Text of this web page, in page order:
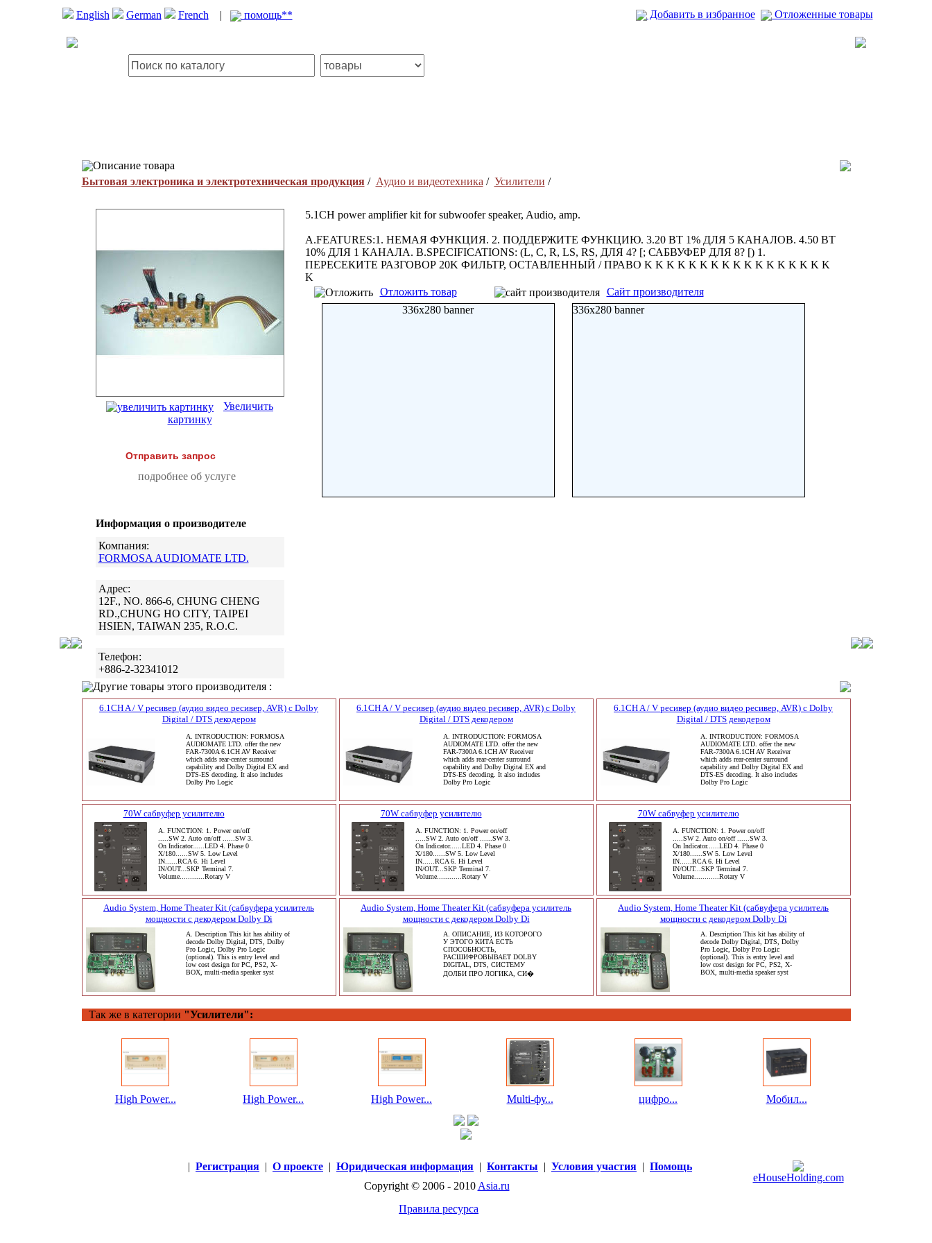
English German French | помощь** Добавить в избранное Отложенные товары
Описание товара
Бытовая электроника и электротехническая продукция/ Аудио и видеотехника / Усилители /
Увеличить
картинку
Отправить запрос
подробнее об услуге
Информация о производителе
Компания:
FORMOSA AUDIOMATE LTD.
Адрес:
12F., NO. 866-6, CHUNG CHENG
RD.,CHUNG HO CITY, TAIPEI
HSIEN, TAIWAN 235, R.O.C.
Телефон:
+886-2-32341012
5.1CH power amplifier kit for subwoofer speaker, Audio, amp.
A.FEATURES:1. НЕМАЯ ФУНКЦИЯ. 2. ПОДДЕРЖИТЕ ФУНКЦИЮ. 3.20 ВТ 1% ДЛЯ 5 КАНАЛОВ. 4.50 ВТ
10% ДЛЯ 1 КАНАЛА. B.SPECIFICATIONS: (L, C, R, LS, RS, ДЛЯ 4? [; САБВУФЕР ДЛЯ 8? [) 1.
ПЕРЕСЕКИТЕ РАЗГОВОР 20K ФИЛЬТР, ОСТАВЛЕННЫЙ / ПРАВО K K K K K K K K K K K K K K K K K
K
Отложить товар
Сайт производителя
336x280 banner
336x280 banner
Другие товары этого производителя :
6.1CH A / V ресивер (аудио видео ресивер, AVR) с Dolby
Digital / DTS декодером
A. INTRODUCTION: FORMOSA
AUDIOMATE LTD. offer the new
FAR-7300A 6.1CH AV Receiver
which adds rear-center surround
capability and Dolby Digital EX and
DTS-ES decoding. It also includes
Dolby Pro Logic
6.1CH A / V ресивер (аудио видео ресивер, AVR) с Dolby
Digital / DTS декодером
A. INTRODUCTION: FORMOSA
AUDIOMATE LTD. offer the new
FAR-7300A 6.1CH AV Receiver
which adds rear-center surround
capability and Dolby Digital EX and
DTS-ES decoding. It also includes
Dolby Pro Logic
6.1CH A / V ресивер (аудио видео ресивер, AVR) с Dolby
Digital / DTS декодером
A. INTRODUCTION: FORMOSA
AUDIOMATE LTD. offer the new
FAR-7300A 6.1CH AV Receiver
which adds rear-center surround
capability and Dolby Digital EX and
DTS-ES decoding. It also includes
Dolby Pro Logic
70W сабвуфер усилителю
A. FUNCTION: 1. Power on/off
.....SW 2. Auto on/off ......SW 3.
On Indicator......LED 4. Phase 0
X/180......SW 5. Low Level
IN......RCA 6. Hi Level
IN/OUT...SKP Terminal 7.
Volume............Rotary V
70W сабвуфер усилителю
A. FUNCTION: 1. Power on/off
.....SW 2. Auto on/off ......SW 3.
On Indicator......LED 4. Phase 0
X/180......SW 5. Low Level
IN......RCA 6. Hi Level
IN/OUT...SKP Terminal 7.
Volume............Rotary V
70W сабвуфер усилителю
A. FUNCTION: 1. Power on/off
.....SW 2. Auto on/off ......SW 3.
On Indicator......LED 4. Phase 0
X/180......SW 5. Low Level
IN......RCA 6. Hi Level
IN/OUT...SKP Terminal 7.
Volume............Rotary V
Audio System, Home Theater Kit (сабвуфера усилитель
мощности с декодером Dolby Di
A. Description This kit has ability of
decode Dolby Digital, DTS, Dolby
Pro Logic, Dolby Pro Logic
(optional). This is entry level and
low cost design for PC, PS2, X-
BOX, multi-media speaker syst
Audio System, Home Theater Kit (сабвуфера усилитель
мощности с декодером Dolby Di
A. ОПИСАНИЕ, ИЗ КОТОРОГО
У ЭТОГО КИТА ЕСТЬ
СПОСОБНОСТЬ,
РАСШИФРОВЫВАЕТ DOLBY
DIGITAL, DTS, СИСТЕМУ
ДОЛБИ ПРО ЛОГИКА, СИ�
Audio System, Home Theater Kit (сабвуфера усилитель
мощности с декодером Dolby Di
A. Description This kit has ability of
decode Dolby Digital, DTS, Dolby
Pro Logic, Dolby Pro Logic
(optional). This is entry level and
low cost design for PC, PS2, X-
BOX, multi-media speaker syst
Так же в категории "Усилители":
High Power... High Power... High Power... Multi-фу... цифро... Мобил...
| Регистрация | О проекте | Юридическая информация | Контакты | Условия участия | Помощь
Copyright © 2006 - 2010 Asia.ru
Правила ресурса
eHouseHolding.com